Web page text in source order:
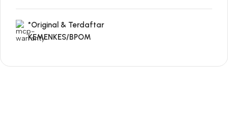
*Original & Terdaftar
KEMENKES/BPOM